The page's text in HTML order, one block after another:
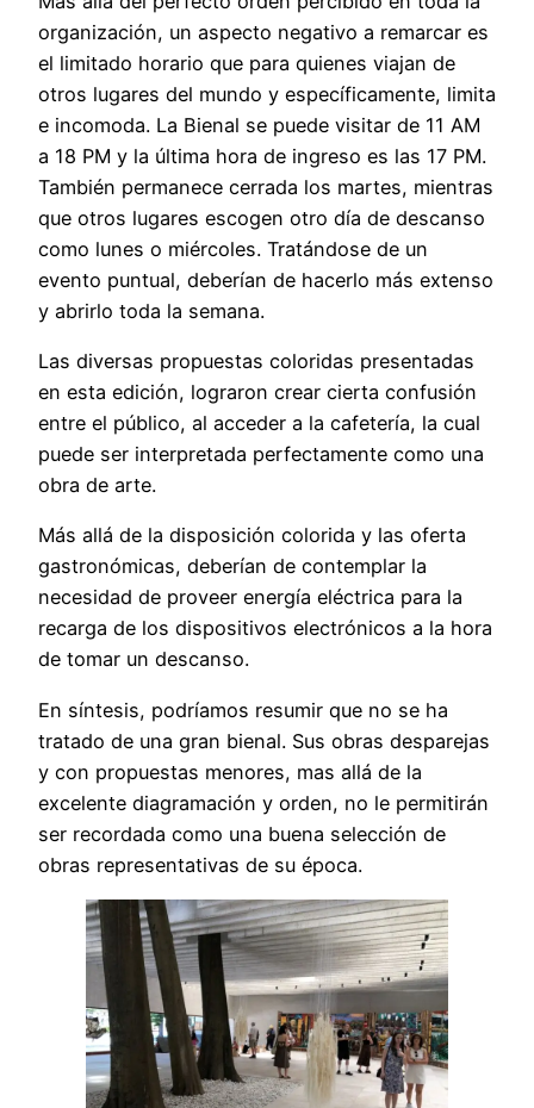
organización, un aspecto negativo a remarcar es
el limitado horario que para quienes viajan de
otros lugares del mundo y específicamente, limita
e incomoda. La Bienal se puede visitar de 11 AM
a 18 PM y la última hora de ingreso es las 17 PM.
También permanece cerrada los martes, mientras
que otros lugares escogen otro día de descanso
como lunes o miércoles. Tratándose de un
evento puntual, deberían de hacerlo más extenso
y abrirlo toda la semana.
Las diversas propuestas coloridas presentadas
en esta edición, lograron crear cierta confusión
entre el público, al acceder a la cafetería, la cual
puede ser interpretada perfectamente como una
obra de arte.
Más allá de la disposición colorida y las oferta
gastronómicas, deberían de contemplar la
necesidad de proveer energía eléctrica para la
recarga de los dispositivos electrónicos a la hora
de tomar un descanso.
En síntesis, podríamos resumir que no se ha
tratado de una gran bienal. Sus obras desparejas
y con propuestas menores, mas allá de la
excelente diagramación y orden, no le permitirán
ser recordada como una buena selección de
obras representativas de su época.